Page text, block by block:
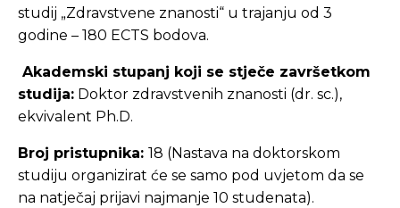
studij „Zdravstvene znanosti“ u trajanju od 3
godine – 180 ECTS bodova.
Akademski stupanj koji se stječe završetkom
studija: Doktor zdravstvenih znanosti (dr. sc.),
ekvivalent Ph.D.
Broj pristupnika: 18 (Nastava na doktorskom
studiju organizirat će se samo pod uvjetom da se
na natječaj prijavi najmanje 10 studenata).